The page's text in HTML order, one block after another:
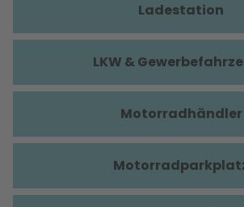
Ladestation
LKW &
Motorradhändler